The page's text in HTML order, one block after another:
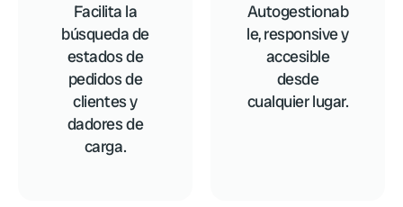
Facilita la
búsqueda de
estados de
pedidos de
clientes y
dadores de
carga.
Autogestionab
le, responsive y
accesible
desde
cualquier lugar.